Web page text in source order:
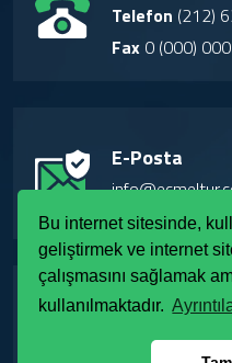
Bu internet sitesinde,
geliştirmek ve internet
çalışmasını sağlamak
kullanılmaktadır.
Telefon (212)
Fax 0 (000)
E-Posta
Adres
Kayabaşı
Yakası